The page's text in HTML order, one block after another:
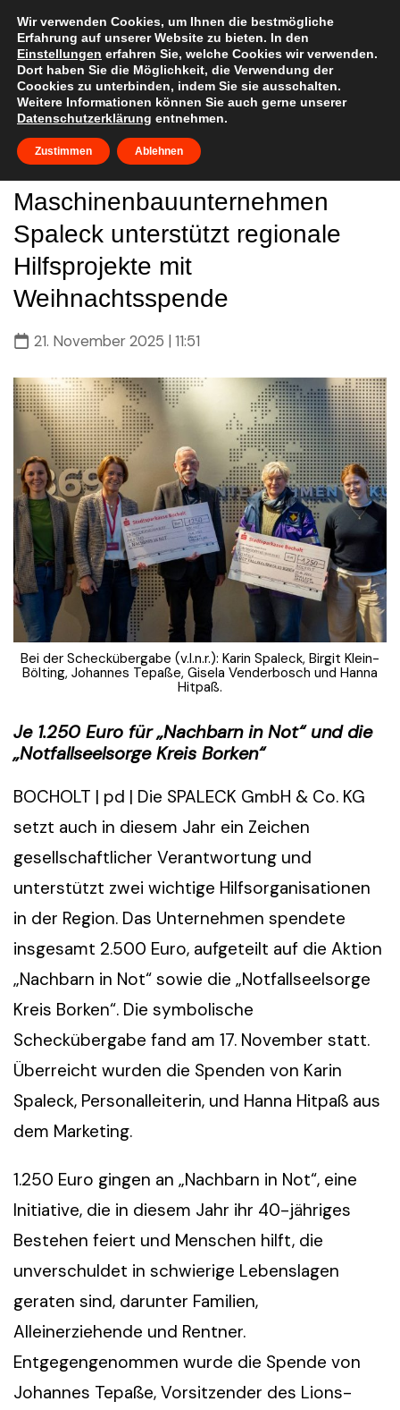
content
Maschinenbauunternehmen
Spaleck unterstützt regionale
Hilfsprojekte mit
Weihnachtsspende
21. November 2025 | 11:51
Bei der Scheckübergabe (v.l.n.r.): Karin Spaleck, Birgit Klein-
Bölting, Johannes Tepaße, Gisela Venderbosch und Hanna
Hitpaß.
Je 1.250 Euro für „Nachbarn in Not“ und die
„Notfallseelsorge Kreis Borken“
BOCHOLT | pd | Die SPALECK GmbH & Co. KG
setzt auch in diesem Jahr ein Zeichen
gesellschaftlicher Verantwortung und
unterstützt zwei wichtige Hilfsorganisationen
in der Region. Das Unternehmen spendete
insgesamt 2.500 Euro, aufgeteilt auf die Aktion
„Nachbarn in Not“ sowie die „Notfallseelsorge
Kreis Borken“. Die symbolische
Scheckübergabe fand am 17. November statt.
Überreicht wurden die Spenden von Karin
Spaleck, Personalleiterin, und Hanna Hitpaß aus
dem Marketing.
1.250 Euro gingen an „Nachbarn in Not“, eine
Initiative, die in diesem Jahr ihr 40-jähriges
Bestehen feiert und Menschen hilft, die
unverschuldet in schwierige Lebenslagen
geraten sind, darunter Familien,
Alleinerziehende und Rentner.
Entgegengenommen wurde die Spende von
Johannes Tepaße, Vorsitzender des Lions-
Wir verwenden Cookies, um Ihnen die bestmögliche
Erfahrung auf unserer Website zu bieten. In den
Einstellungen erfahren Sie, welche Cookies wir verwenden.
Dort haben Sie die Möglichkeit, die Verwendung der
Coockies zu unterbinden, indem Sie sie ausschalten.
Weitere Informationen können Sie auch gerne unserer
Datenschutzerklärung entnehmen.
Zustimmen Ablehnen